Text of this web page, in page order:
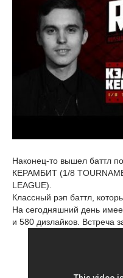
Наконец-то вышел баттл
КЕРАМБИТ (1/8
LEAGUE).
Классный рэп баттл,
На сегодняшний день
и 580 дизлайков. Встреча